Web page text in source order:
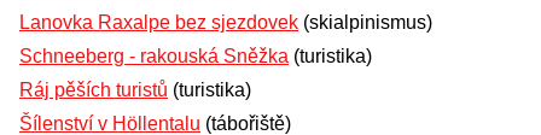
Lanovka Raxalpe bez sjezdovek (skialpinismus)
Schneeberg - rakouská Sněžka (turistika)
Ráj pěších turistů (turistika)
Šílenství v Höllentalu (tábořiště)